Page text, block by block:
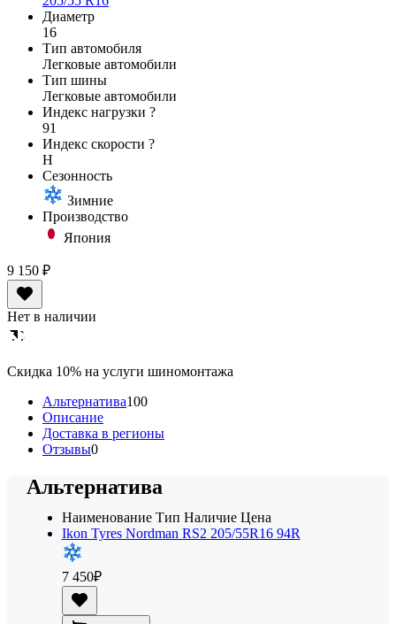
Диаметр
16
Тип автомобиля
Легковые автомобили
Тип шины
Легковые автомобили
Индекс нагрузки ?
91
Индекс скорости ?
H
Сезонность
Зимние
Производство
Япония
9 150 ₽
Нет в наличии
Cкидка 10% на услуги шиномонтажа
Альтернатива100
Описание
Доставка в регионы
Отзывы0
Альтернатива
Наименование Тип Наличие Цена
Ikon Tyres Nordman RS2 205/55R16 94R
7 450₽